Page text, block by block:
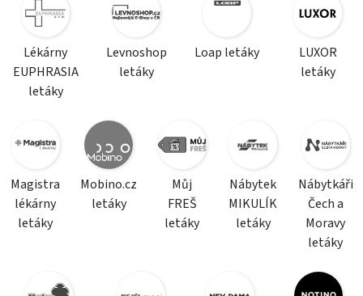
Lékárny
EUPHRASIA
letáky
Levnoshop
letáky
Loap letáky
LUXOR
letáky
Magistra
lékárny
letáky
Mobino.cz
letáky
Můj
FREŠ
letáky
Nábytek
MIKULÍK
letáky
Nábytkáři
Čech a
Moravy
letáky